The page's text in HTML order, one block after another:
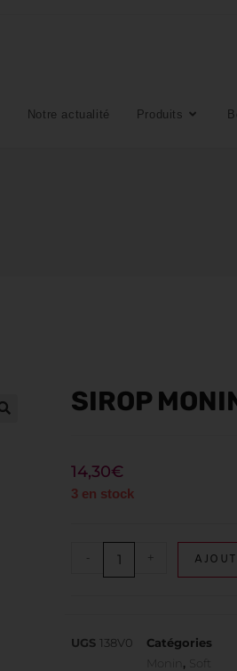
Notre actualité Produits
SIROP
14,30€
3 en stock
- +
UGS 138V0
Catégories
, Soft